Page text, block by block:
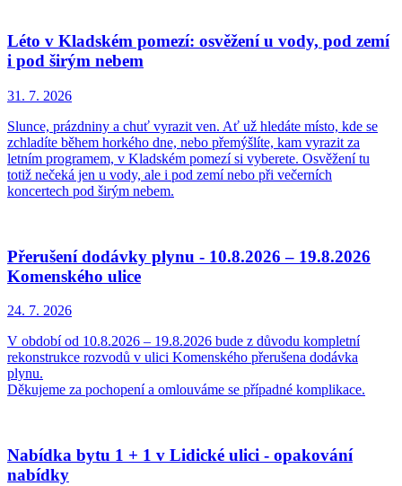
Léto v Kladském pomezí: osvěžení u vody, pod zemí
i pod širým nebem
31. 7. 2026
Slunce, prázdniny a chuť vyrazit ven. Ať už hledáte místo, kde se
zchladíte během horkého dne, nebo přemýšlíte, kam vyrazit za
letním programem, v Kladském pomezí si vyberete. Osvěžení tu
totiž nečeká jen u vody, ale i pod zemí nebo při večerních
koncertech pod širým nebem.
Přerušení dodávky plynu - 10.8.2026 – 19.8.2026
Komenského ulice
24. 7. 2026
V období od 10.8.2026 – 19.8.2026 bude z důvodu kompletní
rekonstrukce rozvodů v ulici Komenského přerušena dodávka
plynu.
Děkujeme za pochopení a omlouváme se případné komplikace.
Nabídka bytu 1 + 1 v Lidické ulici - opakování
nabídky